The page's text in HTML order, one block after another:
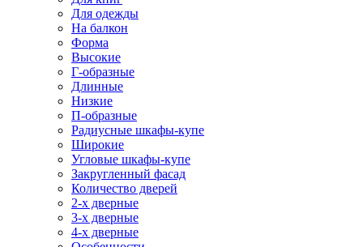
Для одежды
На балкон
Форма
Высокие
Г-образные
Длинные
Низкие
П-образные
Радиусные шкафы-купе
Широкие
Угловые шкафы-купе
Закругленный фасад
Количество дверей
2-х дверные
3-х дверные
4-х дверные